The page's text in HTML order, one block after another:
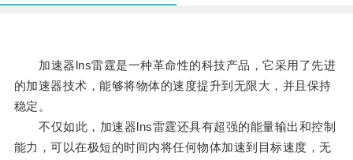
加速器lns雷霆是一种革命性的科技产品，它采用了先进
的加速器技术，能够将物体的速度提升到无限大，并且保持
稳定。
不仅如此，加速器lns雷霆还具有超强的能量输出和控制
能力，可以在极短的时间内将任何物体加速到目标速度，无